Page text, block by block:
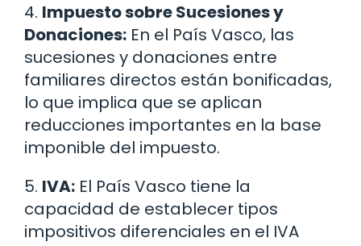
4. Impuesto sobre Sucesiones y
Donaciones: En el País Vasco, las
sucesiones y donaciones entre
familiares directos están bonificadas,
lo que implica que se aplican
reducciones importantes en la base
imponible del impuesto.
5. IVA: El País Vasco tiene la
capacidad de establecer tipos
impositivos diferenciales en el IVA